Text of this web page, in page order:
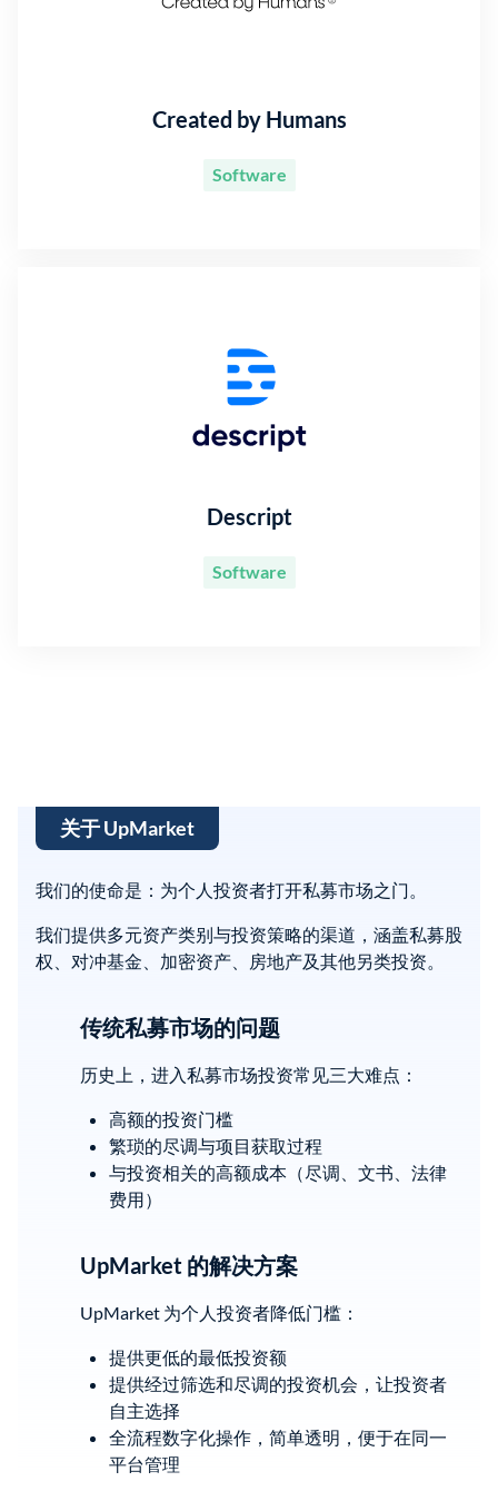
Created by Humans
Software
Descript
Software
关于 UpMarket
我们的使命是：为个人投资者打开私募市场之门。
我们提供多元资产类别与投资策略的渠道，涵盖私募股
权、对冲基金、加密资产、房地产及其他另类投资。
传统私募市场的问题
历史上，进入私募市场投资常见三大难点：
高额的投资门槛
繁琐的尽调与项目获取过程
与投资相关的高额成本（尽调、文书、法律
费用）
UpMarket 的解决方案
UpMarket 为个人投资者降低门槛：
提供更低的最低投资额
提供经过筛选和尽调的投资机会，让投资者
自主选择
全流程数字化操作，简单透明，便于在同一
平台管理